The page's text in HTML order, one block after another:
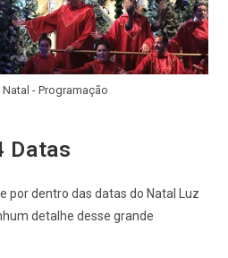
- Programação
Datas
por dentro das datas do Natal Luz
detalhe desse grande